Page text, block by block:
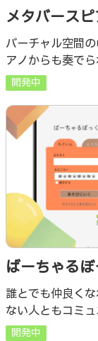
バーチャル空間
アノからも奏でら
開発中
ばーちゃる
誰とでも仲良く
ない人ともコミ
プリ
開発中